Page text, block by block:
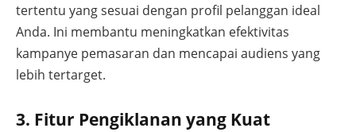
tertentu yang sesuai dengan profil pelanggan ideal
Anda. Ini membantu meningkatkan efektivitas
kampanye pemasaran dan mencapai audiens yang
lebih tertarget.
3. Fitur Pengiklanan yang Kuat